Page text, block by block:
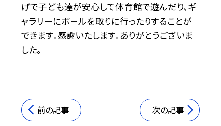
げで子ども達が安心して体育館で遊んだり、ギ
ャラリーにボールを取りに行ったりすることが
できます。感謝いたします。ありがとうございま
した。
前の記事 次の記事